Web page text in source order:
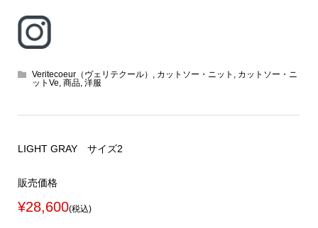
Veritecoeur（ヴェリテクール） , カットソー・ニット , カットソー・ニ
ットVe, 商品, 洋服
LIGHT GRAY サイズ2
販売価格
¥28,600(税込)